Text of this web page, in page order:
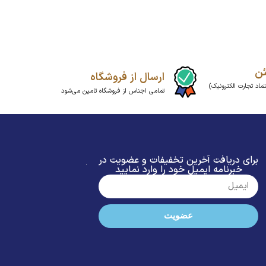
تجارت الکترونیک)
ارسال از فروشگاه
تمامی اجناس از فروشگاه تامین می‌شود
برای دریافت آخرین تخفیفات و عضویت در
خبرنامه ایمیل خود را وارد نمایید
عضویت